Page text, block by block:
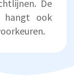
De
hangt ook